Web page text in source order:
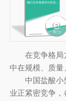
碱行业市场需求分析及前
在竞争格局方
中在规模、质
和技术水平的
力的重要指标之
中国盐酸小檗
业正紧密竞争